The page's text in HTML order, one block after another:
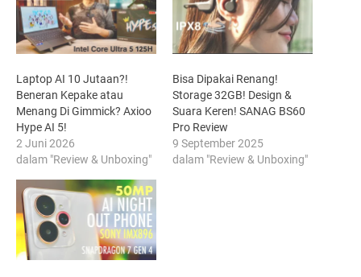
Laptop AI 10 Jutaan?!
Beneran Kepake atau
Menang Di Gimmick? Axioo
Hype AI 5!
2 Juni 2026
dalam "Review & Unboxing"
Bisa Dipakai Renang!
Storage 32GB! Design &
Suara Keren! SANAG BS60
Pro Review
9 September 2025
dalam "Review & Unboxing"